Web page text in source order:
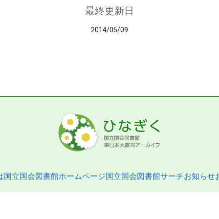
最終更新日
2014/05/09
国立国会図書館ホームページ国立国会図書館サーチお知らせ